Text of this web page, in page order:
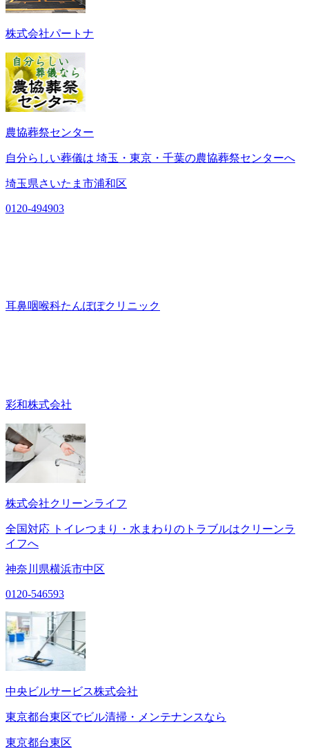
株式会社パートナ
農協葬祭センター
自分らしい葬儀は 埼玉・東京・千葉の農協葬祭センターへ
埼玉県さいたま市浦和区
0120-494903
耳鼻咽喉科たんぽぽクリニック
彩和株式会社
株式会社クリーンライフ
全国対応 トイレつまり・水まわりのトラブルはクリーンラ
イフへ
神奈川県横浜市中区
0120-546593
中央ビルサービス株式会社
東京都台東区でビル清掃・メンテナンスなら
東京都台東区